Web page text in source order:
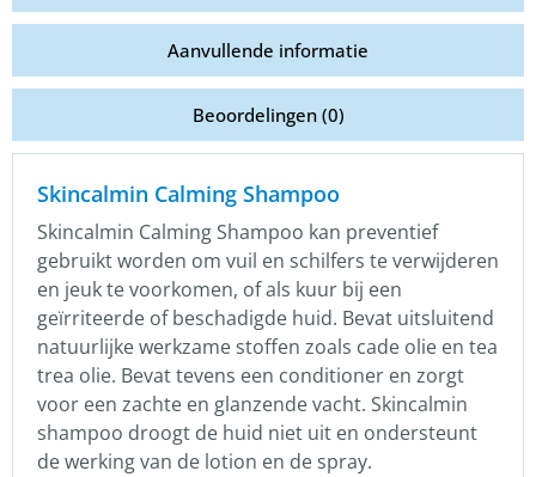
Aanvullende informatie
Beoordelingen (0)
Skincalmin Calming Shampoo
Skincalmin Calming Shampoo kan preventief
gebruikt worden om vuil en schilfers te verwijderen
en jeuk te voorkomen, of als kuur bij een
geïrriteerde of beschadigde huid. Bevat uitsluitend
natuurlijke werkzame stoffen zoals cade olie en tea
trea olie. Bevat tevens een conditioner en zorgt
voor een zachte en glanzende vacht. Skincalmin
shampoo droogt de huid niet uit en ondersteunt
de werking van de lotion en de spray.